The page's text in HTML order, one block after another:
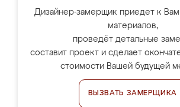
Дизайнер-замерщик приедет к Вам
материалов,
проведёт детальные
составит проект и сделает
стоимости Вашей будущей
ВЫЗВАТЬ ЗАМЕРЩИКА